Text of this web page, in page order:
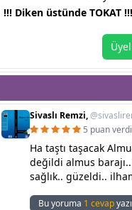
!!! Diken üstünde TOKAT !!!
Sivaslı Remzi,
5 puan verdi
​Ha taştı taşacak
değildi almus
sağlık.. güzeldi..
Bu yoruma 1 cevap